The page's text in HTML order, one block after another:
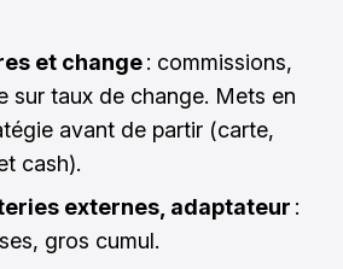
et change: commissions,
sur taux de change. Mets en
avant de partir (carte,
cash).
externes, adaptateur :
gros cumul.